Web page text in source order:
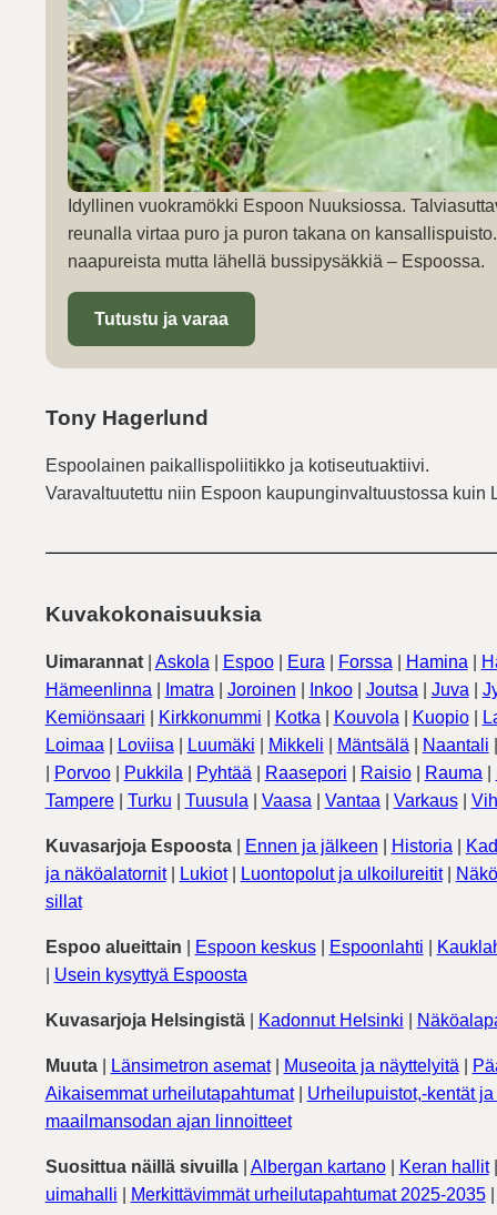
Idyllinen vuokramökki Espoon Nuuksiossa.
reunalla virtaa puro ja puron takana on
naapureista mutta lähellä bussipysäkkiä – Espoossa.
Tutustu ja varaa
Tony Hagerlund
Espoolainen paikallispoliitikko ja kotiseutuaktiivi.
Varavaltuutettu niin Espoon kaupunginvaltuustossa
Kuvakokonaisuuksia
Uimarannat| Askola Espoo| Eura Forssa Hamina
Hämeenlinna
Imatra Joroinen Inkoo| Joutsa Juva
Kemiönsaari
Kirkkonummi Kotka Kouvola Kuopio|
Loimaa
Loviisa Luumäki Mikkeli Mäntsälä Naantali
Porvoo| Pukkila Pyhtää Raasepori Raisio| Rauma
Tampere| Turku Tuusula Vaasa Vantaa Varkaus|
Kuvasarjoja Espoosta| Ennen ja jälkeen Historia
ja näköalatornit| Lukiot| Luontopolut ja ulkoilureitit|
sillat
Espoo alueittain Espoon keskus| Espoonlahti
Usein kysyttyä Espoosta
Kuvasarjoja Helsingistä| Kadonnut Helsinki
Muuta| Länsimetron asemat| Museoita ja näyttelyitä
Aikaisemmat urheilutapahtumat| Urheilupuistot,-kentät
maailmansodan ajan linnoitteet
Suosittua näillä sivuilla| Albergan kartano| Keran hallit
uimahalli
Merkittävimmät urheilutapahtumat 2025-2035